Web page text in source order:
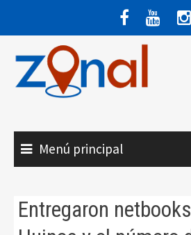
contenido
Menú principal
Entregaron